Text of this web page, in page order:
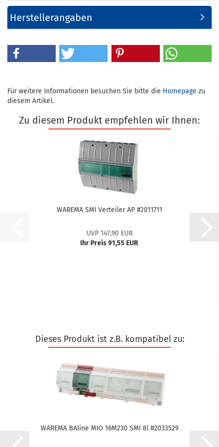
Herstellerangaben
Für weitere Informationen besuchen Sie bitte die Homepage zu
diesem Artikel.
Zu diesem Produkt empfehlen wir Ihnen:
WA­RE­MA SMI Ver­tei­ler AP #2011711
UVP 147,90 EUR
Ihr Preis 91,55 EUR
Dieses Produkt ist z.B. kompatibel zu:
WA­RE­MA BA­li­ne MIO 16M230 SMI 8l #2033529